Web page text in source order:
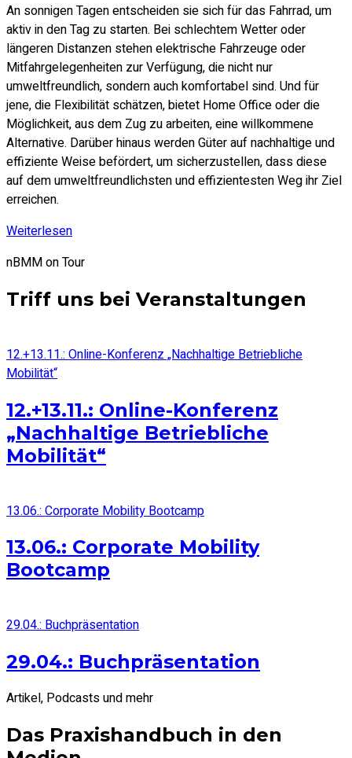
An sonnigen Tagen entscheiden sie sich für das Fahrrad, um
aktiv in den Tag zu starten. Bei schlechtem Wetter oder
längeren Distanzen stehen elektrische Fahrzeuge oder
Mitfahrgelegenheiten zur Verfügung, die nicht nur
umweltfreundlich, sondern auch komfortabel sind. Und für
jene, die Flexibilität schätzen, bietet Home Office oder die
Möglichkeit, aus dem Zug zu arbeiten, eine willkommene
Alternative. Darüber hinaus werden Güter auf nachhaltige und
effiziente Weise befördert, um sicherzustellen, dass diese
auf dem umweltfreundlichsten und effizientesten Weg ihr Ziel
erreichen.
Weiterlesen
nBMM on Tour
Triff uns bei Veranstaltungen
12.+13.11.: Online-Konferenz „Nachhaltige Betriebliche
Mobilität“
12.+13.11.: Online-Konferenz
„Nachhaltige Betriebliche
Mobilität“
13.06.: Corporate Mobility Bootcamp
13.06.: Corporate Mobility
Bootcamp
29.04.: Buchpräsentation
29.04.: Buchpräsentation
Artikel, Podcasts und mehr
Das Praxishandbuch in den